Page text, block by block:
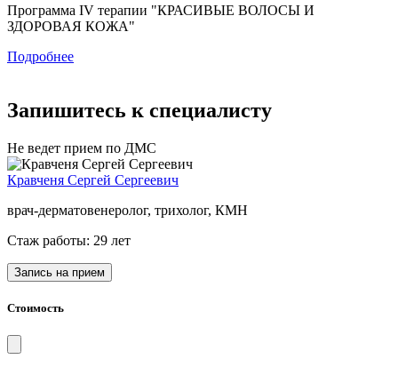
Программа IV терапии "КРАСИВЫЕ ВОЛОСЫ И
ЗДОРОВАЯ КОЖА"
Подробнее
Запишитесь к специалисту
Не ведет прием по ДМС
Кравченя Сергей Сергеевич
врач-дерматовенеролог, трихолог, КМН
Стаж работы: 29 лет
Запись на прием
Стоимость